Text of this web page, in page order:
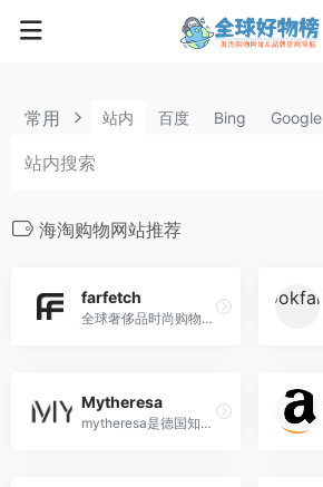
常用 站内 百度 Bing Google
海淘购物网站推荐
farfetch
全球奢侈品时尚购物折扣平台,汇集国际3000多个奢侈品品牌及时尚单品任你挑选。海外直邮,正品保障
Mytheresa
mytheresa是德国知名奢侈品电商折扣电商，奢侈品品牌有将近200个，都是各品牌最出色的服装、鞋包售卖